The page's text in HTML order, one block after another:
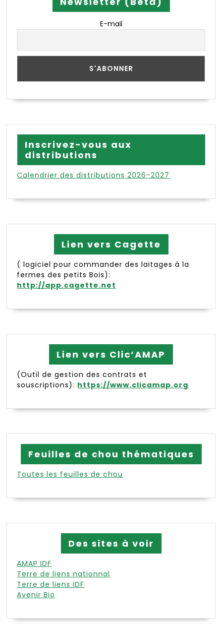
E-mail
Inscrivez-vous aux
distributions
Calendrier des distributions 2026-2027
Lien vers Cagette
( logiciel pour commander des laitages à la
fermes des petits Bois):
http://app.cagette.net
Lien vers Clic’AMAP
(Outil de gestion des contrats et
souscriptions): https://www.clicamap.org
Feuilles de chou thématiques
Toutes les feuilles de chou
Des sites à voir
AMAP IDF
Terre de liens nationnal
Terre de liens IDF
Avenir Bio